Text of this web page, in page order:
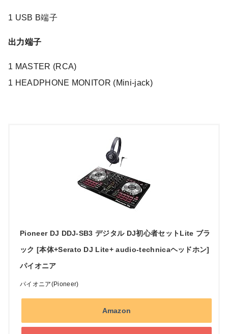
1 USB B端子
出力端子
1 MASTER (RCA)
1 HEADPHONE MONITOR (Mini-jack)
Pioneer DJ DDJ-SB3 デジタル DJ初心者セットLite ブラ
ック [本体+Serato DJ Lite+ audio-technicaヘッドホン]
パイオニア
パイオニア(Pioneer)
Amazon